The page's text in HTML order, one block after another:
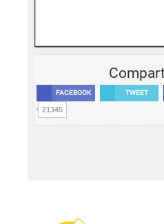
FACEBOOK TWEET
21345